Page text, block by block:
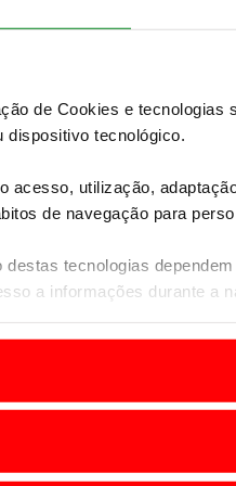
de Cookies e
dispositivo tecnológico.
acesso, utilização,
de navegação para
tecnologias
a informações durante a
a sua experiência digital,